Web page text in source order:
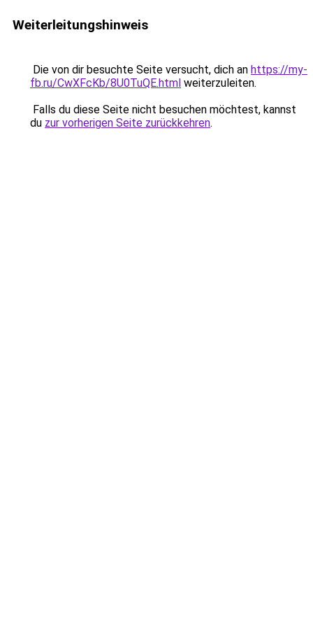
Weiterleitungshinweis
Die von dir besuchte Seite versucht, dich an https://my-
fb.ru/CwXFcKb/8U0TuQE.html weiterzuleiten.
Falls du diese Seite nicht besuchen möchtest, kannst
du zur vorherigen Seite zurückkehren.